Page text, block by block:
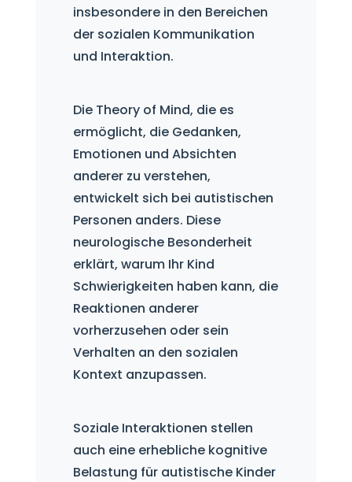
insbesondere in den Bereichen
der sozialen Kommunikation
und Interaktion.
Die Theory of Mind, die es
ermöglicht, die Gedanken,
Emotionen und Absichten
anderer zu verstehen,
entwickelt sich bei autistischen
Personen anders. Diese
neurologische Besonderheit
erklärt, warum Ihr Kind
Schwierigkeiten haben kann, die
Reaktionen anderer
vorherzusehen oder sein
Verhalten an den sozialen
Kontext anzupassen.
Soziale Interaktionen stellen
auch eine erhebliche kognitive
Belastung für autistische Kinder